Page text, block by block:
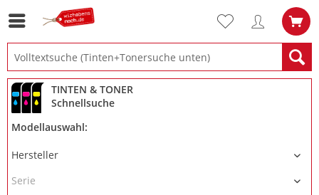
TINTEN & TONER
Schnellsuche
Modellauswahl: